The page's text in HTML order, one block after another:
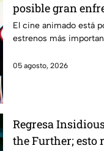
posible gran
del 2027
El cine animado está
estrenos más
05 agosto, 2026
Regresa
the Further; esto